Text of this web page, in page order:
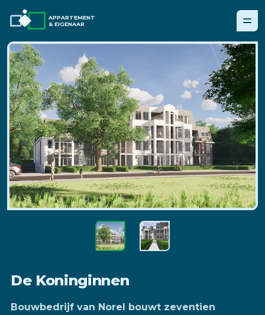
APPARTEMENT
& EIGENAAR
De Koninginnen
Bouwbedrijf van Norel bouwt zeventien